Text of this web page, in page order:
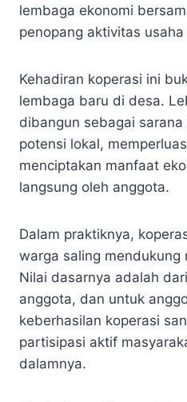
lembaga ekonomi
penopang aktivitas
Kehadiran koperasi ini
lembaga baru di desa.
dibangun sebagai
potensi lokal,
menciptakan manfaat
langsung oleh anggota.
Dalam praktiknya,
warga saling mendukung
Nilai dasarnya adalah
anggota, dan untuk
keberhasilan koperasi
partisipasi aktif
dalamnya.